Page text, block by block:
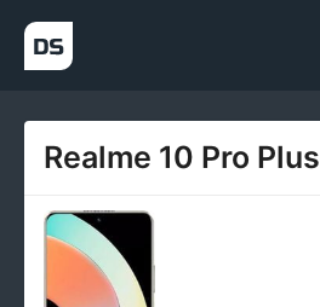
Realme 10 Pro Plus